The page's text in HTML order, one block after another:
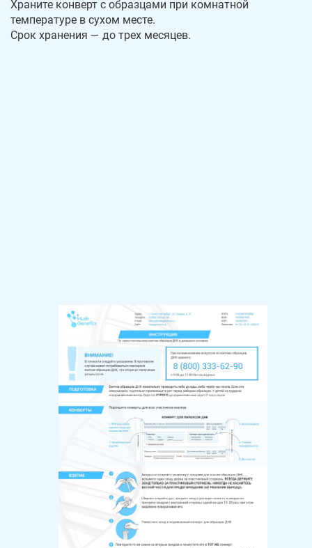
Храните конверт с образцами при комнатной
температуре в сухом месте.
Срок хранения — до трех месяцев.